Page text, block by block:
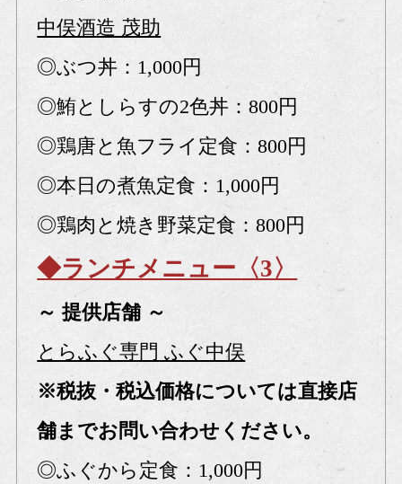
中俣酒造 茂助
◎ぶつ丼：1,000円
◎鮪としらすの2色丼：800円
◎鶏唐と魚フライ定食：800円
◎本日の煮魚定食：1,000円
◎鶏肉と焼き野菜定食：800円
◆ランチメニュー〈3〉
～ 提供店舗 ～
とらふぐ専門 ふぐ中俣
※税抜・税込価格については直接店
舗までお問い合わせください。
◎ふぐから定食：1,000円